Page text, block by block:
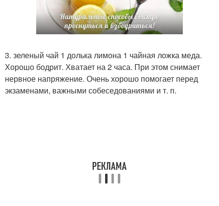
3. зеленый чай 1 долька лимона 1 чайная ложка меда.
Хорошо бодрит. Хватает на 2 часа. При этом снимает
нервное напряжение. Очень хорошо помогает перед
экзаменами, важными собеседованиями и т. п.